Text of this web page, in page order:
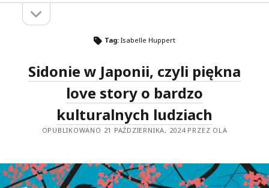
Pasekpasek
Tag: Isabelle Huppert
Sidonie w Japonii, czyli piękna
love story o bardzo
kulturalnych ludziach
OPUBLIKOWANO 21 PAŹDZIERNIKA, 2024 PRZEZ OLA